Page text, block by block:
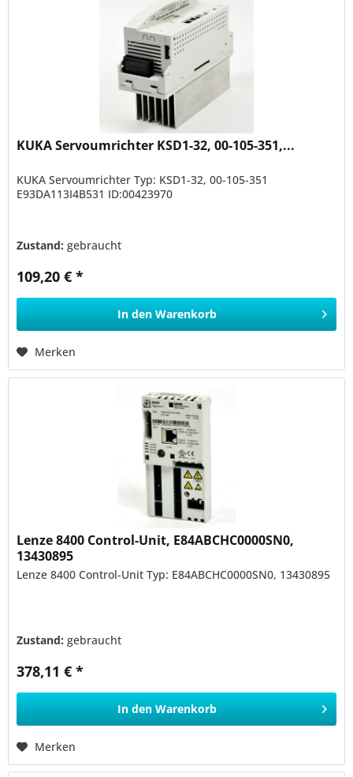
KUKA Servoumrichter KSD1-32, 00-105-351,...
KUKA Servoumrichter Typ: KSD1-32, 00-105-351
E93DA113I4B531 ID:00423970
Zustand:gebraucht
109,20 € *
In den Warenkorb
Merken
Lenze 8400 Control-Unit, E84ABCHC0000SN0,
13430895
Lenze 8400 Control-Unit Typ: E84ABCHC0000SN0, 13430895
Zustand:gebraucht
378,11 € *
In den Warenkorb
Merken